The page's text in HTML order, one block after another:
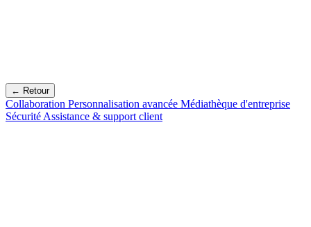
← Retour
Collaboration Personnalisation avancée Médiathèque d'entreprise
Sécurité Assistance & support client